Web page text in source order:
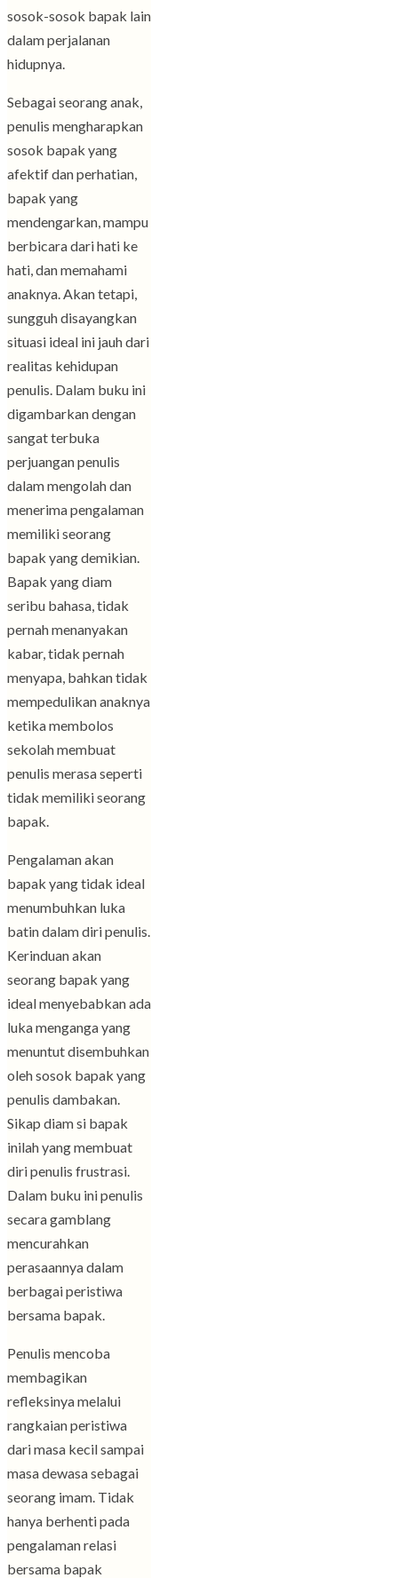
sosok-sosok bapak lain
dalam perjalanan
hidupnya.
Sebagai seorang anak,
penulis mengharapkan
sosok bapak yang
afektif dan perhatian,
bapak yang
mendengarkan, mampu
berbicara dari hati ke
hati, dan memahami
anaknya. Akan tetapi,
sungguh disayangkan
situasi ideal ini jauh dari
realitas kehidupan
penulis. Dalam buku ini
digambarkan dengan
sangat terbuka
perjuangan penulis
dalam mengolah dan
menerima pengalaman
memiliki seorang
bapak yang demikian.
Bapak yang diam
seribu bahasa, tidak
pernah menanyakan
kabar, tidak pernah
menyapa, bahkan tidak
mempedulikan anaknya
ketika membolos
sekolah membuat
penulis merasa seperti
tidak memiliki seorang
bapak.
Pengalaman akan
bapak yang tidak ideal
menumbuhkan luka
batin dalam diri penulis.
Kerinduan akan
seorang bapak yang
ideal menyebabkan ada
luka menganga yang
menuntut disembuhkan
oleh sosok bapak yang
penulis dambakan.
Sikap diam si bapak
inilah yang membuat
diri penulis frustrasi.
Dalam buku ini penulis
secara gamblang
mencurahkan
perasaannya dalam
berbagai peristiwa
bersama bapak.
Penulis mencoba
membagikan
refleksinya melalui
rangkaian peristiwa
dari masa kecil sampai
masa dewasa sebagai
seorang imam. Tidak
hanya berhenti pada
pengalaman relasi
bersama bapak